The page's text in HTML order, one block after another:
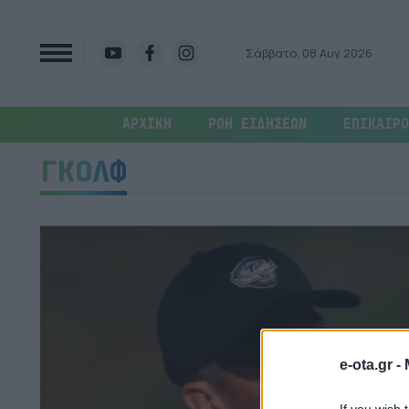
e-ota.gr -
Σάββατο, 08 Αυγ 2026
ΑΡΧΙΚΗ ΡΟΗ ΕΙΔΗΣΕΩΝ
ΓΚΟΛΦ